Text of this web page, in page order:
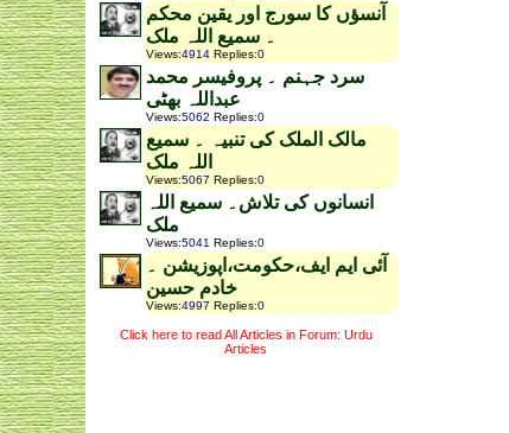
آنسؤں کا سورج اور یقین محکم
۔ سمیع اللہ ملک
Views:4914 Replies:0
سرد جہنم ۔ پروفیسر محمد
عبداللہ بھٹی
Views:5062 Replies:0
مالک الملک کی تنبیہ ۔ سمیع
اللہ ملک
Views:5067 Replies:0
انسانوں کی تلاش۔ سمیع اللہ
ملک
Views:5041 Replies:0
آئی ایم ایف،حکومت،اپوزیشن ۔
خادم حسین
Views:4997 Replies:0
Click here to read All Articles in Forum: Urdu
Articles